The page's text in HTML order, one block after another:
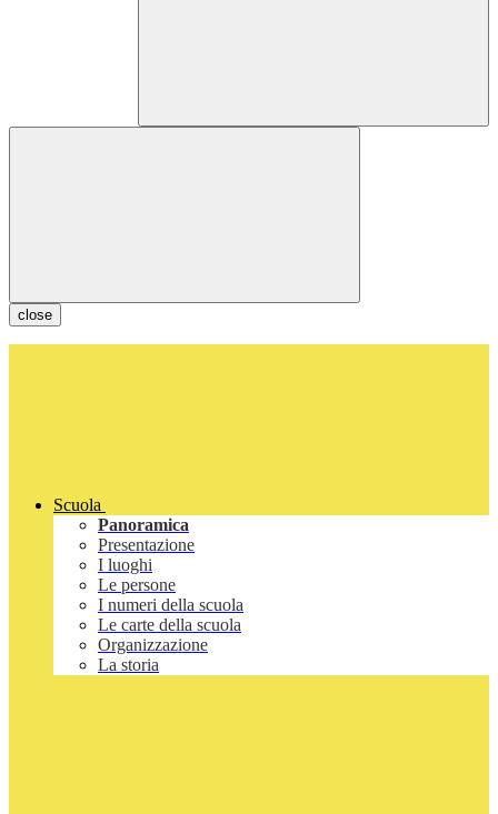
close
Scuola
Panoramica
Presentazione
I luoghi
Le persone
I numeri della scuola
Le carte della scuola
Organizzazione
La storia